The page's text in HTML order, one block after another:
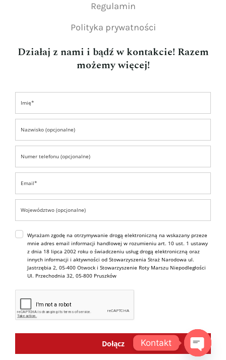
Regulamin
Polityka prywatności
Działaj z nami i bądź w kontakcie! Razem
możemy więcej!
Wyrażam zgodę na otrzymywanie drogą elektroniczną na wskazany przeze
mnie adres email informacji handlowej w rozumieniu art. 10 ust. 1 ustawy
z dnia 18 lipca 2002 roku o świadczeniu usług drogą elektroniczną oraz
innych informacji i aktywności od Stowarzyszenia Straż Narodowa ul.
Jastrzębia 2, 05-400 Otwock i Stowarzyszenie Roty Marszu Niepodległości
Ul. Przechodnia 32, 05-800 Pruszków
Dołącz Kontakt